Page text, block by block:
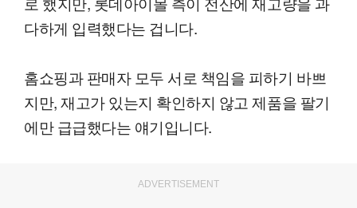
다하게 입력했다는 겁니다.
홈쇼핑과 판매자 모두 서로 책임을 피하기 바쁘
지만, 재고가 있는지 확인하지 않고 제품을 팔기
에만 급급했다는 얘기입니다.
ADVERTISEMENT